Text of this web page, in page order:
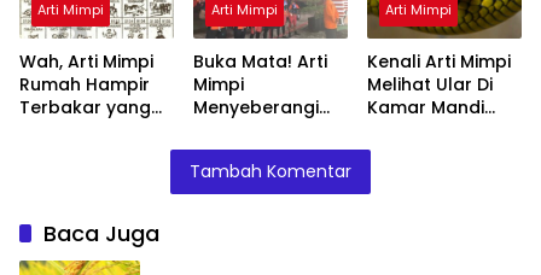
Arti Mimpi
Wah, Arti Mimpi
Rumah Hampir
Terbakar yang
Arti Mimpi
Buka Mata! Arti
Mimpi
Menyeberangi
Teman Ternyata
Ini Artinya
Menurut Pakar
Arti Mimpi
Kenali Arti Mimpi
Melihat Ular Di
Kamar Mandi
Ini Penjelasannya
Tambah Komentar
Baca Juga